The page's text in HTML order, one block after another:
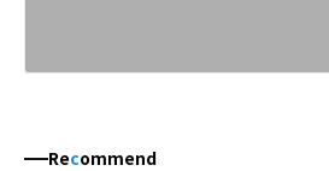
Recommend